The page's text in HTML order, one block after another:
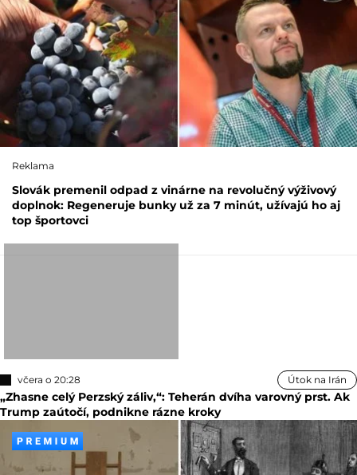
Reklama
Slovák premenil odpad z vinárne na revolučný výživový
doplnok: Regeneruje bunky už za 7 minút, užívajú ho aj
top športovci
včera o 20:28 Útok na Irán
„Zhasne celý Perzský záliv,“: Teherán dvíha varovný prst. Ak
Trump zaútočí, podnikne rázne kroky